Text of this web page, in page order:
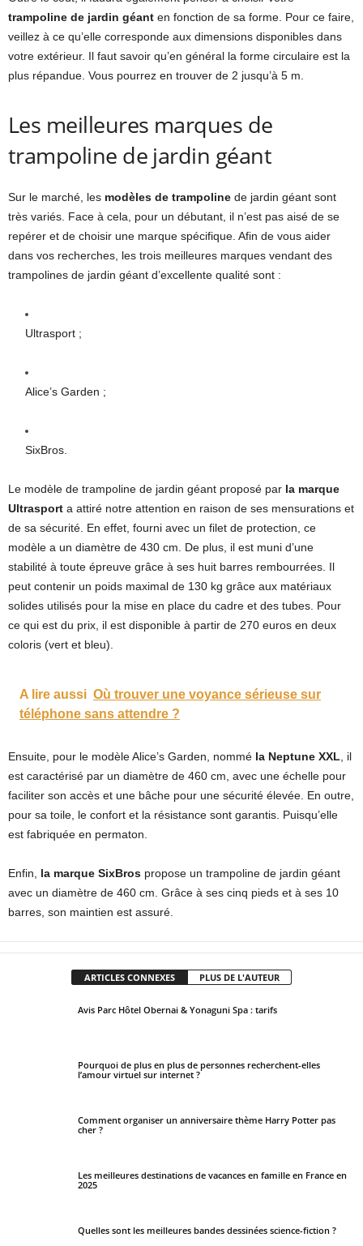
trampoline de jardin géant en fonction de sa forme. Pour ce faire,
veillez à ce qu’elle corresponde aux dimensions disponibles dans
votre extérieur. Il faut savoir qu’en général la forme circulaire est la
plus répandue. Vous pourrez en trouver de 2 jusqu’à 5 m.
Les meilleures marques de
trampoline de jardin géant
Sur le marché, les modèles de trampoline de jardin géant sont
très variés. Face à cela, pour un débutant, il n’est pas aisé de se
repérer et de choisir une marque spécifique. Afin de vous aider
dans vos recherches, les trois meilleures marques vendant des
trampolines de jardin géant d’excellente qualité sont :
Ultrasport ;
Alice’s Garden ;
SixBros.
Le modèle de trampoline de jardin géant proposé par la marque
Ultrasport a attiré notre attention en raison de ses mensurations et
de sa sécurité. En effet, fourni avec un filet de protection, ce
modèle a un diamètre de 430 cm. De plus, il est muni d’une
stabilité à toute épreuve grâce à ses huit barres rembourrées. Il
peut contenir un poids maximal de 130 kg grâce aux matériaux
solides utilisés pour la mise en place du cadre et des tubes. Pour
ce qui est du prix, il est disponible à partir de 270 euros en deux
coloris (vert et bleu).
A lire aussi Où trouver une voyance sérieuse sur
téléphone sans attendre ?
Ensuite, pour le modèle Alice’s Garden, nommé la Neptune XXL , il
est caractérisé par un diamètre de 460 cm, avec une échelle pour
faciliter son accès et une bâche pour une sécurité élevée. En outre,
pour sa toile, le confort et la résistance sont garantis. Puisqu’elle
est fabriquée en permaton.
Enfin, la marque SixBros propose un trampoline de jardin géant
avec un diamètre de 460 cm. Grâce à ses cinq pieds et à ses 10
barres, son maintien est assuré.
ARTICLES CONNEXES PLUS DE L'AUTEUR
Avis Parc Hôtel Obernai & Yonaguni Spa : tarifs
Pourquoi de plus en plus de personnes recherchent-elles
l’amour virtuel sur internet ?
Comment organiser un anniversaire thème Harry Potter pas
cher ?
Les meilleures destinations de vacances en famille en France en
2025
Quelles sont les meilleures bandes dessinées science-fiction ?